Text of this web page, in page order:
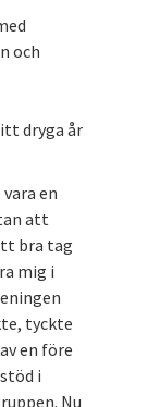
och
dryga år
en
att
bra tag
mig i
tyckte
en före
i
Nu